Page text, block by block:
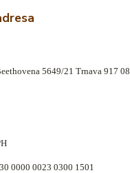
5649/21 Trnava 917 08
0000 0023 0300 1501